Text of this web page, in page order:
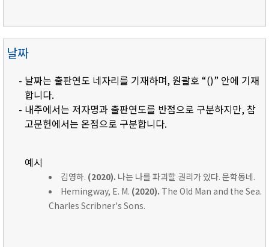
날짜
- 날짜는 출판연도 네자리를 기재하며, 원괄호 “()” 안에 기재
합니다.
- 내주에서는 저자명과 출판연도를 반점으로 구분하지만, 참
고문헌에서는 온점으로 구분합니다.
예시
김영하. (2020). 나는 나를 파괴할 권리가 있다. 문학동네.
Hemingway, E. M. (2020). The Old Man and the Sea.
Charles Scribner's Sons.